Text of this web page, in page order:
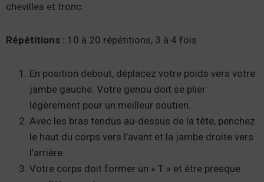
chevilles et tronc.
Répétitions : 10 à 20 répétitions, 3 à 4 fois
En position debout, déplacez votre poids vers votre
jambe gauche. Votre genou doit se plier
légèrement pour un meilleur soutien.
Avec les bras tendus au-dessus de la tête, penchez
le haut du corps vers l’avant et la jambe droite vers
l’arrière.
Votre corps doit former un « T » et être presque